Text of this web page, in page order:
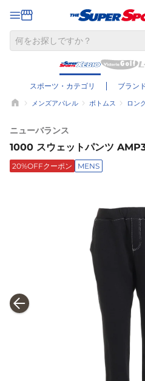
スポーツ・カテゴリ ブラン
メンズアパレル ボトムス ロン
ニューバランス
1000 スウェットパンツ
20%OFFクーポン MENS